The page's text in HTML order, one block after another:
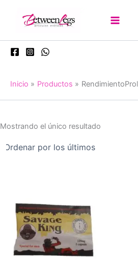
Inicio Productos
Mostrando el único resultado